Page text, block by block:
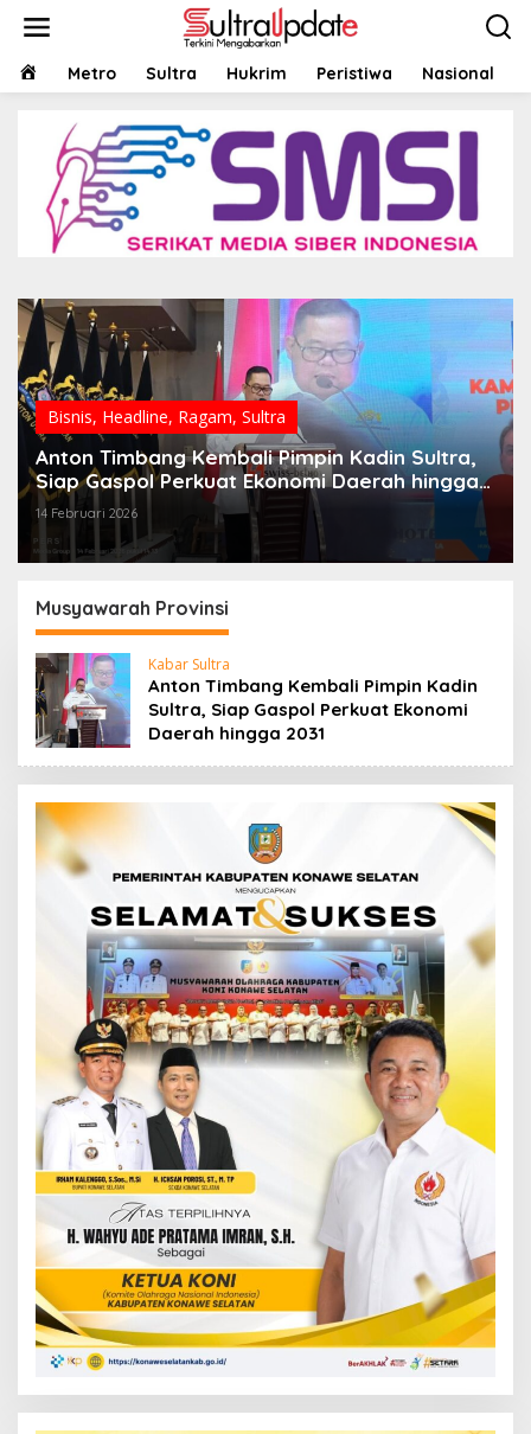
HOMEMetro Sultra Hukrim Peristiwa Nasional
Bisnis, Headline, Ragam, Sultra
Anton Timbang Kembali Pimpin Kadin Sultra,
Siap Gaspol Perkuat Ekonomi Daerah hingga
2031
14 Februari 2026
Musyawarah Provinsi
Kabar Sultra
Anton Timbang Kembali Pimpin Kadin
Sultra, Siap Gaspol Perkuat Ekonomi
Daerah hingga 2031